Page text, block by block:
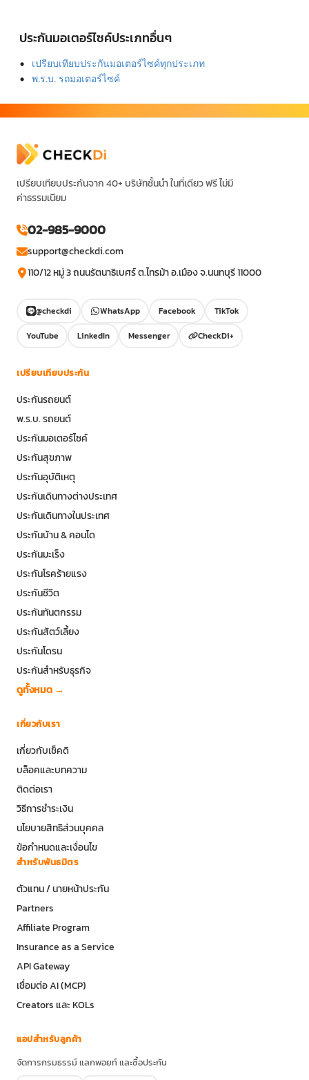
ประกันมอเตอร์ไซค์ประเภทอื่นๆ
เปรียบเทียบประกันมอเตอร์ไซค์ทุกประเภท
พ.ร.บ. รถมอเตอร์ไซค์
เปรียบเทียบประกันจาก 40+ บริษัทชั้นนำ ในที่เดียว ฟรี ไม่มี
ค่าธรรมเนียม
02-985-9000
support@checkdi.com
110/12 หมู่ 3 ถนนรัตนาธิเบศร์ ต.ไทรม้า อ.เมือง จ.นนทบุรี 11000
@checkdi WhatsApp Facebook
TikTok
YouTube
LinkedIn Messenger CheckDi+
เปรียบเทียบประกัน
ประกันรถยนต์
พ.ร.บ. รถยนต์
ประกันมอเตอร์ไซค์
ประกันสุขภาพ
ประกันอุบัติเหตุ
ประกันเดินทางต่างประเทศ
ประกันเดินทางในประเทศ
ประกันบ้าน & คอนโด
ประกันมะเร็ง
ประกันโรคร้ายแรง
ประกันชีวิต
ประกันทันตกรรม
ประกันสัตว์เลี้ยง
ประกันโดรน
ประกันสำหรับธุรกิจ
ดูทั้งหมด →
เกี่ยวกับเรา
เกี่ยวกับเช็คดิ
บล็อคและบทความ
ติดต่อเรา
วิธีการชำระเงิน
นโยบายสิทธิส่วนบุคคล
ข้อกำหนดและเงื่อนไข
สำหรับพันธมิตร
ตัวแทน / นายหน้าประกัน
Partners
Affiliate Program
Insurance as a Service
API Gateway
เชื่อมต่อ AI (MCP)
Creators และ KOLs
แอปสำหรับลูกค้า
จัดการกรมธรรม์ แลกพอยท์ และซื้อประกัน